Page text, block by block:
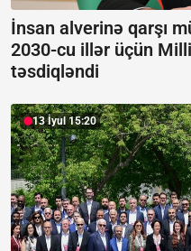
İnsan alverinə qarşı
2030-cu illər üçün
təsdiqləndi
13 İyul 15:20